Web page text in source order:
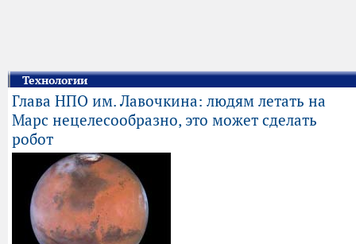
Технологии
Глава НПО им. Лавочкина: людям летать на
Марс нецелесообразно, это может сделать
робот